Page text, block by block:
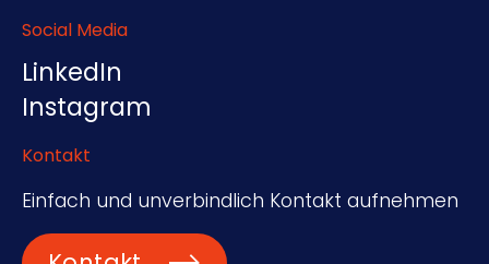
Social Media
LinkedIn
Instagram
Kontakt
Einfach und unverbindlich Kontakt aufnehmen